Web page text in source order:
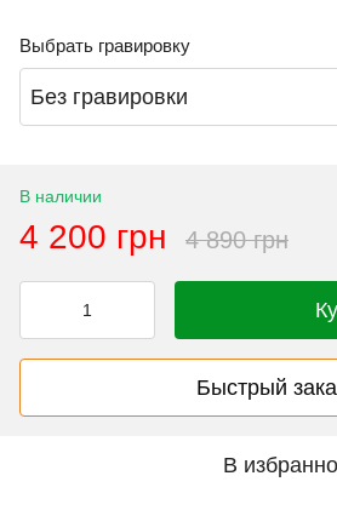
Выбрать гравировку
Без гравировки
В наличии
4 200 грн 4 890 грн
Быстрый
В